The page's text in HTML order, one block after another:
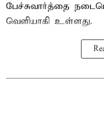
பேச்சுவார்த்தை
வெளியாகி உள்ளது.